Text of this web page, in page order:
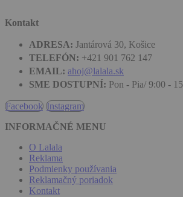
Kontakt
ADRESA: Jantárová 30, Košice
TELEFÓN: +421 901 762 147
EMAIL: ahoj@lalala.sk
SME DOSTUPNÍ: Pon - Pia/ 9:00 -
Facebook Instagram
INFORMAČNÉ MENU
O Lalala
Reklama
Podmienky používania
Reklamačný poriadok
Kontakt